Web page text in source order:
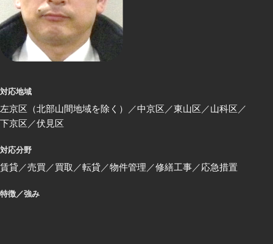
対応地域
左京区（北部山間地域を除く） 中京区 東山区
山科区
下京区
伏見区
対応分野
賃貸 売買 買取 転貸 物件管理 修繕工事 応急措置
特徴／強み